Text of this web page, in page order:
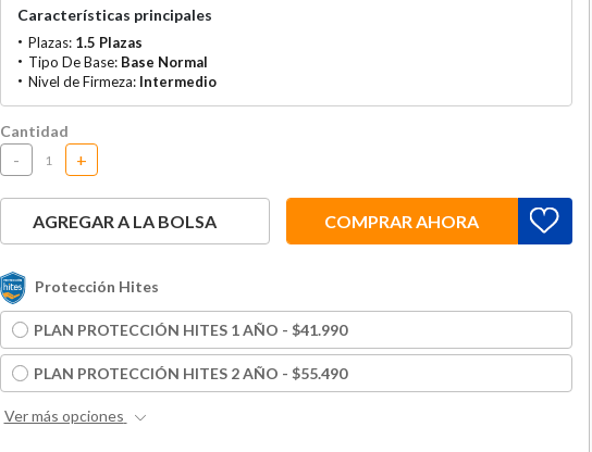
Características principales
Plazas: 1.5 Plazas
Tipo De Base: Base Normal
Nivel de Firmeza: Intermedio
Cantidad
- +
AGREGAR A LA BOLSA COMPRAR AHORA
Protección Hites
PLAN PROTECCIÓN HITES 1 AÑO - $41.990
PLAN PROTECCIÓN HITES 2 AÑO - $55.490
Ver más opciones